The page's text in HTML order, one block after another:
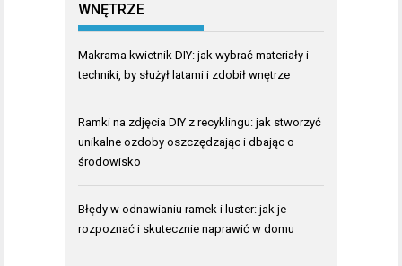
WNĘTRZE
Makrama kwietnik DIY: jak wybrać materiały i
techniki, by służył latami i zdobił wnętrze
Ramki na zdjęcia DIY z recyklingu: jak stworzyć
unikalne ozdoby oszczędzając i dbając o
środowisko
Błędy w odnawianiu ramek i luster: jak je
rozpoznać i skutecznie naprawić w domu